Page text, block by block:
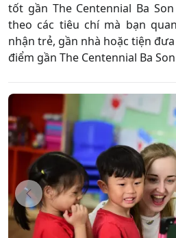
tốt gần The Centennial Ba
theo các tiêu chí mà bạn
nhận trẻ, gần nhà hoặc tiện
điểm gần The Centennial Ba